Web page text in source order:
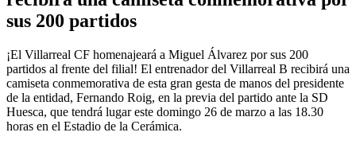
sus 200 partidos
¡El Villarreal CF homenajeará a Miguel Álvarez por sus 200
partidos al frente del filial! El entrenador del Villarreal B recibirá una
camiseta conmemorativa de esta gran gesta de manos del presidente
de la entidad, Fernando Roig, en la previa del partido ante la SD
Huesca, que tendrá lugar este domingo 26 de marzo a las 18.30
horas en el Estadio de la Cerámica.